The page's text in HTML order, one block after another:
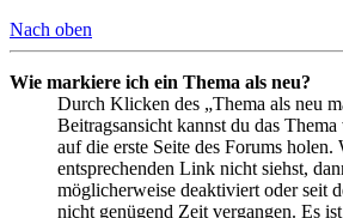
Nach oben
Wie markiere ich ein Thema als neu?
Durch Klicken des „Thema als neu
Beitragsansicht kannst du das
auf die erste Seite des Forums holen.
entsprechenden Link nicht siehst,
möglicherweise deaktiviert oder seit
nicht genügend Zeit vergangen. Es